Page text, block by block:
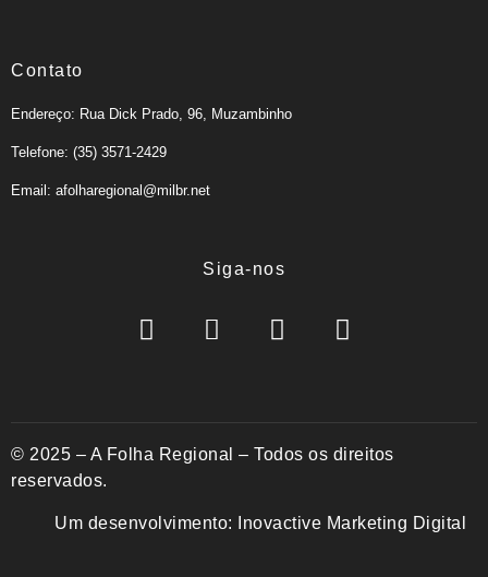
Contato
Endereço: Rua Dick Prado, 96, Muzambinho
Telefone: (35) 3571-2429
Email: afolharegional@milbr.net
Siga-nos
© 2025 – A Folha Regional – Todos os direitos
reservados.
Um desenvolvimento: Inovactive Marketing Digital